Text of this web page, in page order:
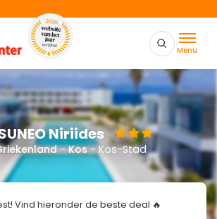
Menu
Niriides
-Kos- Kos-Stad
Vind hieronder de beste deal 🔥